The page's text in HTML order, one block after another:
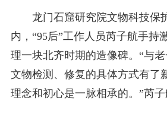
龙门石窟研究院文物科技保
内，“95后”工作人员芮子航手持
理一块北齐时期的造像碑。“与老
文物检测、修复的具体方式有了
理念和初心是一脉相承的。”芮子